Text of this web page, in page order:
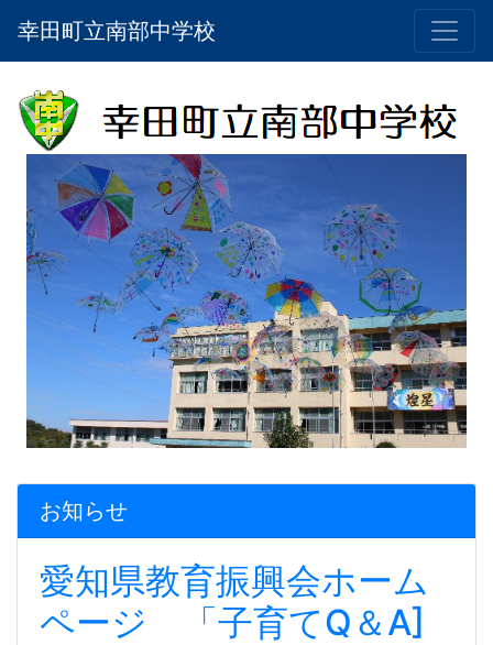
幸田町立南部中学校
お知らせ
愛知県教育振興会ホーム
ページ 「子育てQ＆A]